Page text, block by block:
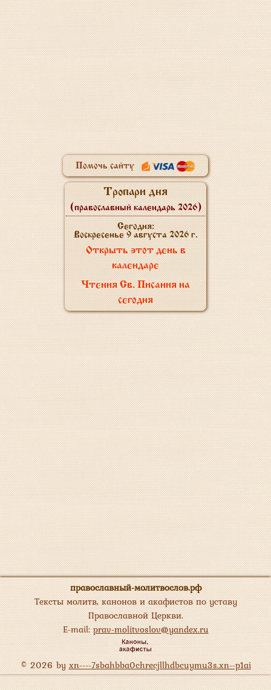
Помочь сайту
Тропари дня
(православный календарь 2026)
Сегодня:
Воскресенье 9 августа 2026 г.
Открыть этот день в
календаре
Чтения Св. Писания на
сегодня
православный-молитвослов.рф
Тексты молитв, канонов и акафистов по уставу
Православной Церкви.
E-mail:prav-molitvoslov@yandex.ru
© 2026 byxn----7sbahbba0chrecjllhdbcuymu3s.xn--p1ai